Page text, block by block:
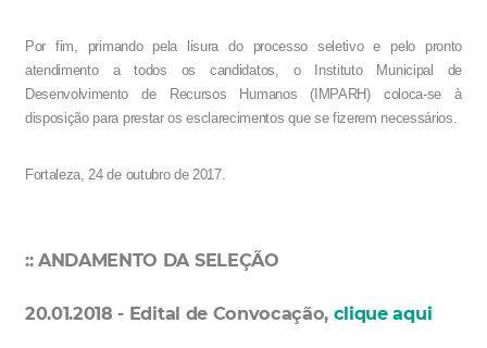
Por fim, primando pela lisura do processo seletivo e pelo pronto
atendimento a todos os candidatos, o Instituto Municipal de
Desenvolvimento de Recursos Humanos (IMPARH) coloca-se à
disposição para prestar os esclarecimentos que se fizerem necessários.
Fortaleza, 24 de outubro de 2017.
:: ANDAMENTO DA SELEÇÃO
20.01.2018 - Edital de Convocação, clique aqui